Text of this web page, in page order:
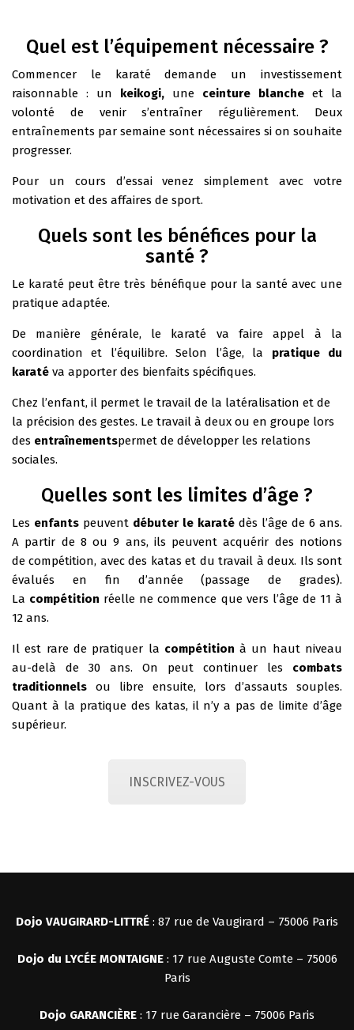
Quel est l’équipement nécessaire ?
Commencer le karaté demande un investissement
raisonnable : un keikogi, une ceinture blanche et la
volonté de venir s’entraîner régulièrement. Deux
entraînements par semaine sont nécessaires si on souhaite
progresser.
Pour un cours d’essai venez simplement avec votre
motivation et des affaires de sport.
Quels sont les bénéfices pour la
santé ?
Le karaté peut être très bénéfique pour la santé avec une
pratique adaptée.
De manière générale, le karaté va faire appel à la
coordination et l’équilibre. Selon l’âge, la pratique du
karaté va apporter des bienfaits spécifiques.
Chez l’enfant, il permet le travail de la latéralisation et de
la précision des gestes. Le travail à deux ou en groupe lors
des entraînementspermet de développer les relations
sociales.
Quelles sont les limites d’âge ?
Les enfants peuvent débuter le karaté dès l’âge de 6 ans.
A partir de 8 ou 9 ans, ils peuvent acquérir des notions
de compétition, avec des katas et du travail à deux. Ils sont
évalués en fin d’année (passage de grades).
La compétition réelle ne commence que vers l’âge de 11 à
12 ans.
Il est rare de pratiquer la compétition à un haut niveau
au-delà de 30 ans. On peut continuer les combats
traditionnels ou libre ensuite, lors d’assauts souples.
Quant à la pratique des katas, il n’y a pas de limite d’âge
supérieur.
INSCRIVEZ-VOUS
Dojo VAUGIRARD-LITTRÉ : 87 rue de Vaugirard – 75006 Paris
Dojo du LYCÉE MONTAIGNE : 17 rue Auguste Comte – 75006
Paris
Dojo GARANCIÈRE : 17 rue Garancière – 75006 Paris